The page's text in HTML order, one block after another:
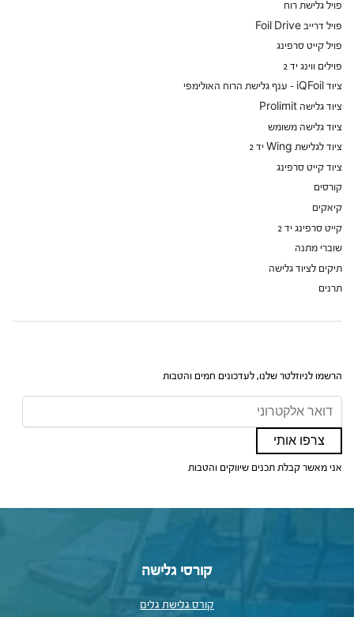
פויל גלישת רוח
פויל דרייב Foil Drive
פויל קייט סרפינג
פוילים ווינג יד 2
ציוד iQFoil - ענף גלישת הרוח האולימפי
ציוד גלישה Prolimit
ציוד גלישה משומש
ציוד לגלישת Wing יד 2
ציוד קייט סרפינג
קורסים
קיאקים
קייט סרפינג יד 2
שוברי מתנה
תיקים לציוד גלישה
תרנים
הרשמו לניוזלטר שלנו, לעדכונים חמים והטבות
אני מאשר קבלת תכנים שיווקים והטבות
קורסי גלישה
קורס גלישת גלים